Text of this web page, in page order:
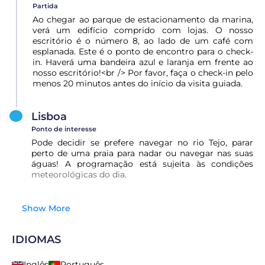
Partida
Ao chegar ao parque de estacionamento da marina,
verá um edifício comprido com lojas. O nosso
escritório é o número 8, ao lado de um café com
esplanada. Este é o ponto de encontro para o check-
in. Haverá uma bandeira azul e laranja em frente ao
nosso escritório!<br /> Por favor, faça o check-in pelo
menos 20 minutos antes do início da visita guiada.
Lisboa
Ponto de interesse
Pode decidir se prefere navegar no rio Tejo, parar
perto de uma praia para nadar ou navegar nas suas
águas! A programação está sujeita às condições
meteorológicas do dia.
Show More
IDIOMAS